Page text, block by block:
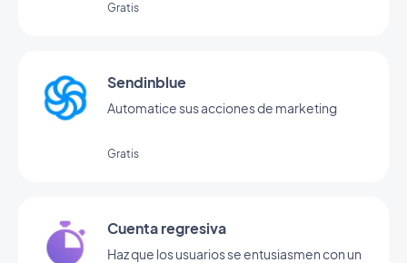
Gratis
Sendinblue
Automatice sus acciones de marketing
Gratis
Cuenta regresiva
Haz que los usuarios se entusiasmen con un